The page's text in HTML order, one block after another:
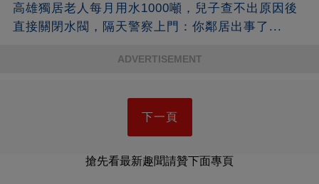
高雄獨居老人每月用水1000噸，兒子查不出原因後
直接關閉水閥，隔天警察上門：你鄰居出事了...
ADVERTISEMENT
下一頁
搶先看最新趣聞請贊下面專頁